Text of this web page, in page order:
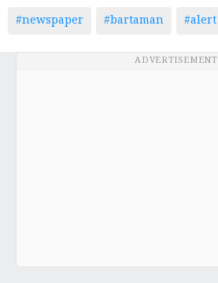
#newspaper #bartaman #alert
ADVERTISEMENT